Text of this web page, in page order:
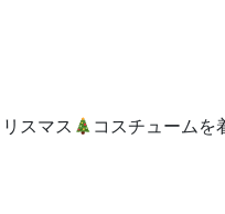
スマス
コスチュームを